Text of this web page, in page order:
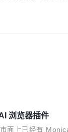
浏览器插件
面上已经有